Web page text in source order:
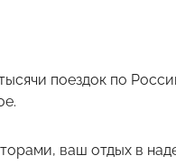
поездок по
ваш отдых в